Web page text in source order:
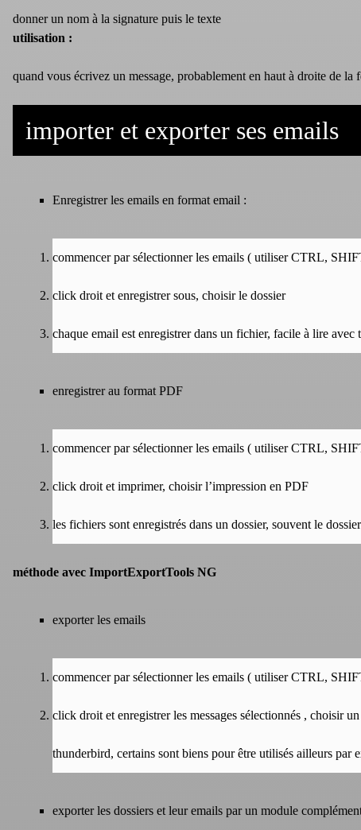
donner un nom à la signature puis le texte
utilisation :
quand vous écrivez un message, probablement en haut à droite de
importer et exporter ses emails
Enregistrer les emails en format email :
commencer par sélectionner les emails ( utiliser CTRL,
click droit et enregistrer sous, choisir le dossier
chaque email est enregistrer dans un fichier, facile à lire
enregistrer au format PDF
commencer par sélectionner les emails ( utiliser CTRL,
click droit et imprimer, choisir l’impression en PDF
les fichiers sont enregistrés dans un dossier, souvent le
méthode avec ImportExportTools NG
exporter les emails
commencer par sélectionner les emails ( utiliser CTRL,
click droit et enregistrer les messages sélectionnés , choisir
thunderbird, certains sont biens pour être utilisés ailleurs
exporter les dossiers et leur emails par un module